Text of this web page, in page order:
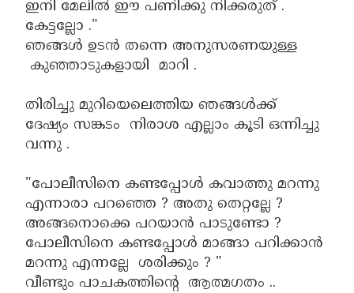
ഇനി മേലിൽ ഈ പണിക്കു നിക്കരുത് .
കേട്ടല്ലോ ."
ഞങ്ങൾ ഉടൻ തന്നെ അനുസരണയുള്ള
കുഞ്ഞാടുകളായി മാറി .
തിരിച്ചു മുറിയെലെത്തിയ ഞങ്ങൾക്ക്
ദേഷ്യം സങ്കടം നിരാശ എല്ലാം കൂടി ഒന്നിച്ചു
വന്നു .
"പോലീസിനെ കണ്ടപ്പോൾ കവാത്തു മറന്നു
എന്നാരാ പറഞ്ഞെ ? അതു തെറ്റല്ലേ ?
അങ്ങനൊക്കെ പറയാൻ പാടുണ്ടോ ?
പോലീസിനെ കണ്ടപ്പോൾ മാങ്ങാ പറിക്കാൻ
മറന്നു എന്നല്ലേ ശരിക്കും ? "
വീണ്ടും പാചകത്തിന്റെ ആത്മഗതം ..